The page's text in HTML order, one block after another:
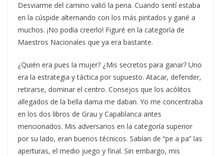
Desviarme del camino valió la pena. Cuando sentí estaba
en la cúspide alternando con los más pintados y gané a
muchos. ¡No podía creerlo! Figuré en la categoría de
Maestros Nacionales que ya era bastante.
¿Quién era pues la mujer? ¿Mis secretos para ganar? Uno
era la estrategia y táctica por supuesto. Atacar, defender,
retirarse, dominar el centro. Consejos que los acólitos
allegados de la bella dama me daban. Yo me concentraba
en los dos libros de Grau y Capablanca antes
mencionados. Mis adversarios en la categoría superior
por su lado, eran buenos técnicos. Sabían de “pe a pa” las
aperturas, el medio juego y final. Sin embargo, mis